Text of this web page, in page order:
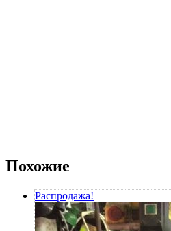
Похожие
Распродажа!